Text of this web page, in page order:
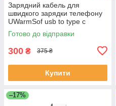
Зарядний кабель для
швидкого зарядки телефону
UWarmSof usb to type c
універсальний провід для
заряджання смартфона
Готово до відправки
300 ₴ 375 ₴
Купити
–17%